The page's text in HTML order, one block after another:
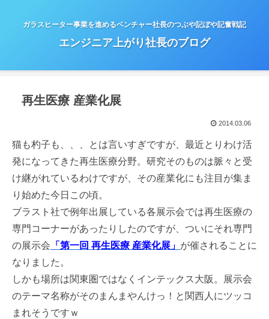
ガラスヒーター事業を進めるベンチャー社長のつぶや記ぼや記奮戦記
エンジニア上がり社長のブログ
再生医療 産業化展
2014.03.06
猫も杓子も、、、とは言いすぎですが、最近とりわけ活
発になってきた再生医療分野。研究そのものは脈々と受
け継がれているわけですが、その産業化にも注目が集ま
り始めた今日この頃。
ブラスト社で例年出展している各展示会では再生医療の
専門コーナーがあったりしたのですが、ついにそれ専門
の展示会 「第一回 再生医療 産業化展」 が催されることに
なりました。
しかも場所は関東圏ではなくインテックス大阪。展示会
のテーマ名称がそのまんまやんけっ！と関西人にツッコ
まれそうですｗ